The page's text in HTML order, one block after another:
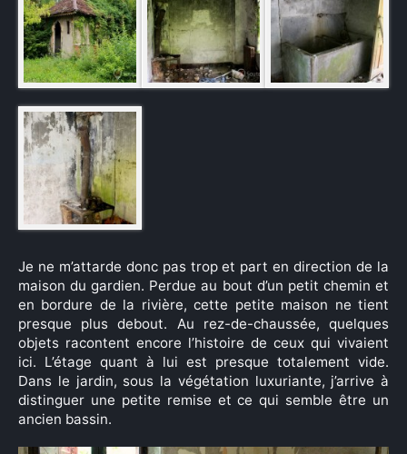
Je ne m’attarde donc pas trop et part en direction de la
maison du gardien. Perdue au bout d’un petit chemin et
en bordure de la rivière, cette petite maison ne tient
presque plus debout. Au rez-de-chaussée, quelques
objets racontent encore l’histoire de ceux qui vivaient
ici. L’étage quant à lui est presque totalement vide.
Dans le jardin, sous la végétation luxuriante, j’arrive à
distinguer une petite remise et ce qui semble être un
ancien bassin.